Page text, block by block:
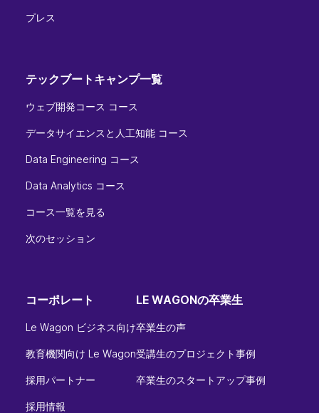
プレス
テックブートキャンプ一覧
ウェブ開発コース コース
データサイエンスと人工知能 コース
Data Engineering コース
Data Analytics コース
コース一覧を見る
次のセッション
コーポレート
Le Wagon ビジネス向け
教育機関向け Le Wagon
採用パートナー
採用情報
LE WAGONの卒業生
卒業生の声
受講生のプロジェクト事例
卒業生のスタートアップ事例